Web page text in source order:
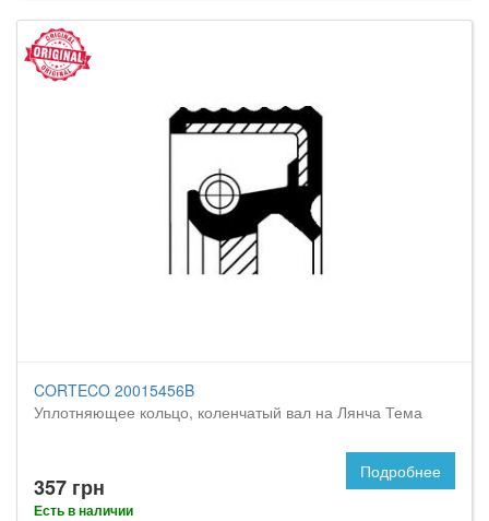
CORTECO 20015456B
Уплотняющее кольцо, коленчатый вал на Лянча Тема
357 грн
Есть в наличии
Подробнее